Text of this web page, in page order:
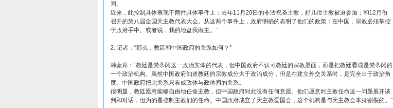
同。
近来，此控制具体表现于两件具体事件上：去年11月20日的非法祝圣主教，好几位主教被迫参加；和12月份
召开的第八届全国天主教代表大会。从这两个事件上，政府明确的表明了他们的政策：在中国，宗教必须掌控
于政府手中。或者说，我的地盘我做主。”
2. 记者：“那么，教廷和中国政府的关系如何？”
韩蒙席：“教廷是梵蒂冈这一政治实体的代表，但中国政府不认可教廷的宗教层面，而是把教廷看成是梵蒂冈的
一个政治机构。虽然中国政府知道教廷的宗教成分大于政治成分，但是在建立外交关系时，是完全出于政治角
度。中国政府把此关系只看成政体与政体间的关系。
很明显，教廷愿意能够自由地任命主教，但中国政府对此没有任何意愿。他们愿意对主教任命这一问题展开谈
判和对话，但为的是控制主教们的任命。中国政府成立了天主教爱国会，这个机构是与天主教会本身割裂的。”